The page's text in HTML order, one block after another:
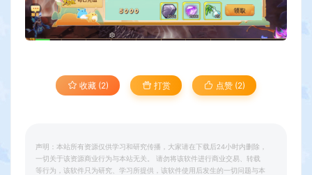
收藏 (2) 打赏 点赞 (2)
声明：本站所有资源仅供学习和研究传播，大家请在下载后24小时内删除，
一切关于该资源商业行为与本站无关。 请勿将该软件进行商业交易、转载
等行为，该软件只为研究、学习所提供，该软件使用后发生的一切问题与本